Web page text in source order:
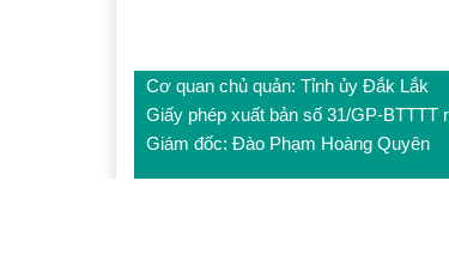
Cơ quan chủ quản: Tỉnh ủy Đắk Lắk
Giấy phép xuất bản số 31/GP-BTTTT
Giám đốc: Đào Phạm Hoàng Quyên